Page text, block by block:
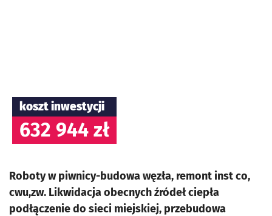
koszt inwestycji
632 944 zł
Roboty w piwnicy-budowa węzła, remont inst co,
cwu,zw. Likwidacja obecnych źródeł ciepła
podłączenie do sieci miejskiej, przebudowa